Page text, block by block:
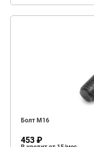
Болт М16
453 ₽